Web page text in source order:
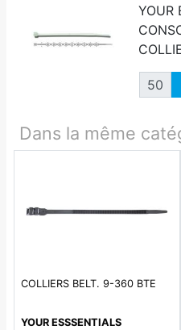
YOUR
Dans la même
COLLIERS BELT. 9-360 BTE
YOUR ESSSENTIALS